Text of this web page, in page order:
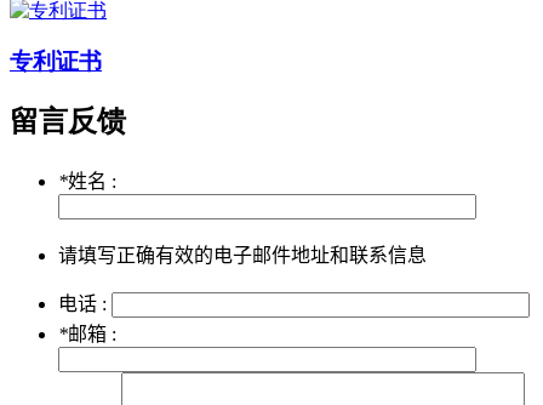
专利证书
留言反馈
*姓名 :
请填写正确有效的电子邮件地址和联系信息
电话 :
*邮箱 :